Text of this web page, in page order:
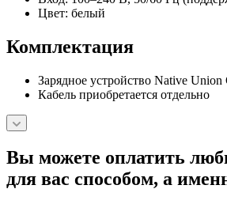
Цвет: белый
Комплектация
Зарядное устройство Native
Кабель приобретается отдельно
Вы можете оплатить
для вас способом, а